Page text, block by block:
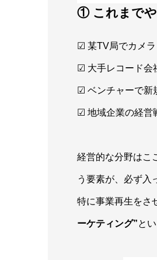
① これまで
☑ 某TV局でカメ
☑ 大手レコード会
☑ ベンチャーで新
☑ 地域企業の経営
経営的な分野はこ
う要素が、必ず入
特に事業再生をさ
ーケティング”と